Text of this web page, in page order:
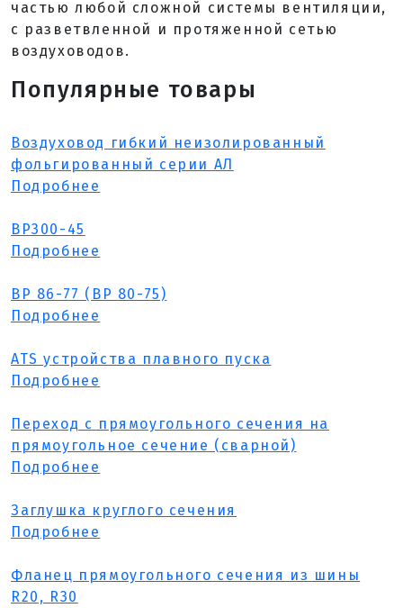
частью любой сложной системы вентиляции,
с разветвленной и протяженной сетью
воздуховодов.
Популярные товары
Воздуховод гибкий неизолированный
фольгированный серии АЛ
Подробнее
ВР300-45
Подробнее
ВР 86-77 (ВР 80-75)
Подробнее
ATS устройства плавного пуска
Подробнее
Переход с прямоугольного сечения на
прямоугольное сечение (сварной)
Подробнее
Заглушка круглого сечения
Подробнее
Фланец прямоугольного сечения из шины
R20, R30